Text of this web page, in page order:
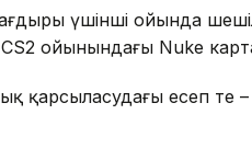
үшінші ойында
ойынындағы Nuke
қарсыласудағы есеп тең –